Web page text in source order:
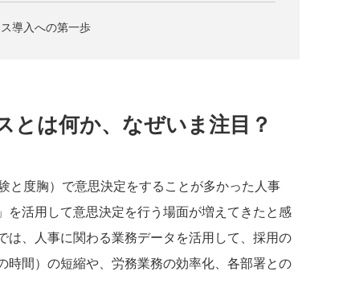
導入への第一歩
とは何か、なぜいま注目？
度胸）で意思決定をすることが多かった人事
を活用して意思決定を行う場面が増えてきたと感
は、人事に関わる業務データを活用して、採用の
時間）の短縮や、労務業務の効率化、各部署との